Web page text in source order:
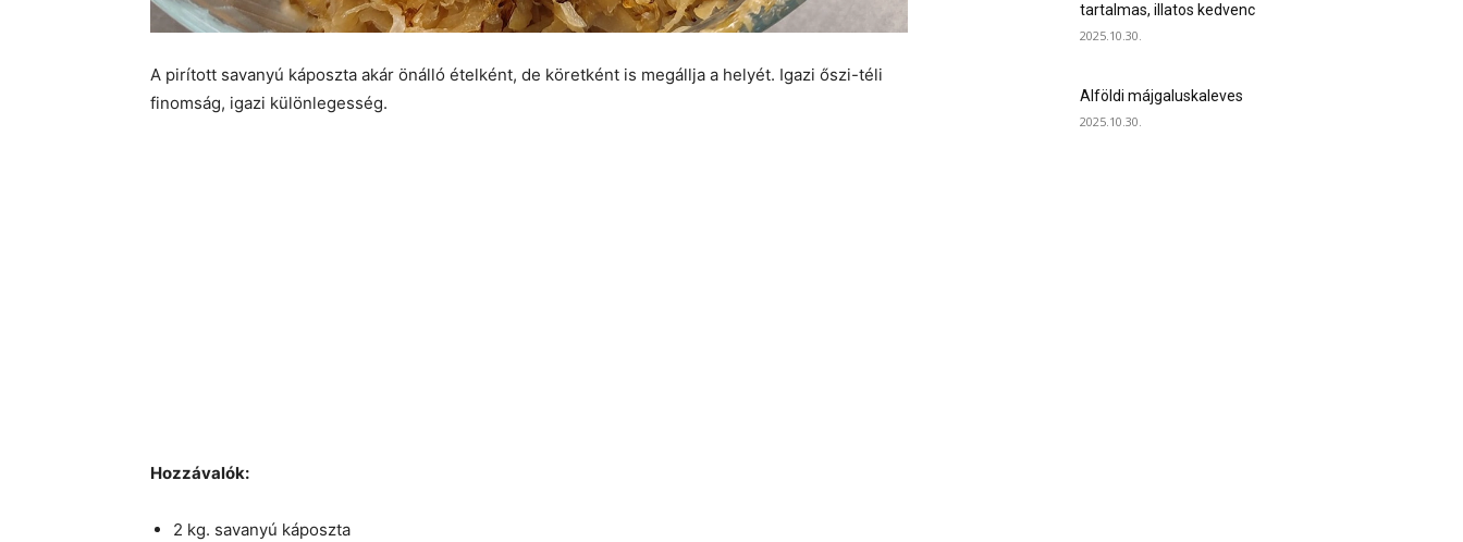
A pirított savanyú káposzta akár önálló ételként, de köretként is megállja a helyét. Igazi őszi-téli
finomság, igazi különlegesség.
Hozzávalók:
2 kg. savanyú káposzta
tartalmas, illatos kedvenc
2025.10.30.
Alföldi májgaluskaleves
2025.10.30.